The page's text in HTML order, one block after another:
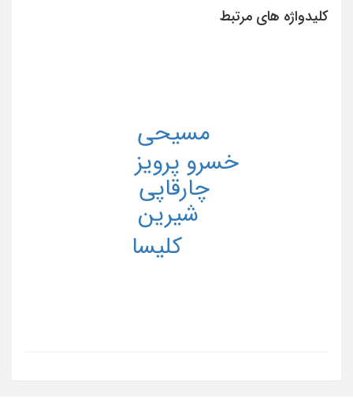
کلیدواژه های مرتبط
چارقاپی
خسرو پرویز
شیرین
مسیحی
کلیسا